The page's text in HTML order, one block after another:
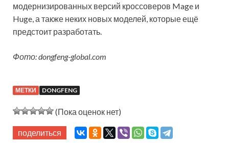
модернизированных версий кроссоверов Mage и
Huge, а также неких новых моделей, которые ещё
предстоит разработать.
Фото: dongfeng-global.com
МЕТКИ DONGFENG
(Пока оценок нет)
поделиться